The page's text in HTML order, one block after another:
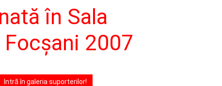
în Sala
2007
Intră în galeria suporterilor!